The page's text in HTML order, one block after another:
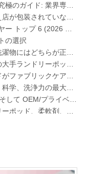
世界の業務用食器洗い機用洗剤サプライヤー トップ 6 (2026 年の OEM およびバイヤーズ ガイド)
の選択
現代のファブリックケアの科学: ランドリーポッド、柔軟剤、カラーグラバーの専門ガイド
カー
タブレット vs.粉